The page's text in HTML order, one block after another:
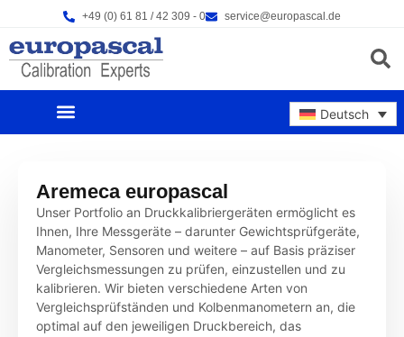
springen
+49 (0) 61 81 / 42 309 - 0 service@europascal.de
Deutsch
Aremeca europascal
Unser Portfolio an Druckkalibriergeräten ermöglicht es
Ihnen, Ihre Messgeräte – darunter Gewichtsprüfgeräte,
Manometer, Sensoren und weitere – auf Basis präziser
Vergleichsmessungen zu prüfen, einzustellen und zu
kalibrieren. Wir bieten verschiedene Arten von
Vergleichsprüfständen und Kolbenmanometern an, die
optimal auf den jeweiligen Druckbereich, das